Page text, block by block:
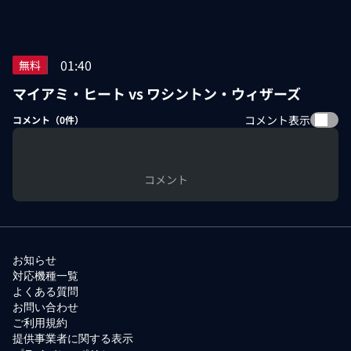
無料 01:40
マイアミ・ヒート vs ワシントン・ウィザーズ
コメント（0件） コメント表示
コメント
お知らせ
対応機種一覧
よくある質問
お問い合わせ
ご利用規約
提供事業者に関する表示